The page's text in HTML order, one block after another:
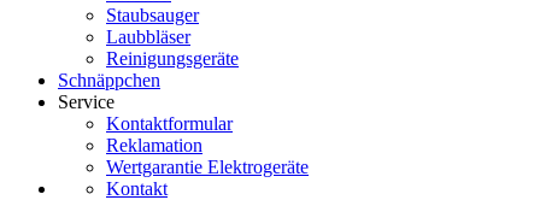
Staubsauger
Laubbläser
Reinigungsgeräte
Schnäppchen
Service
Kontaktformular
Reklamation
Wertgarantie Elektrogeräte
Kontakt